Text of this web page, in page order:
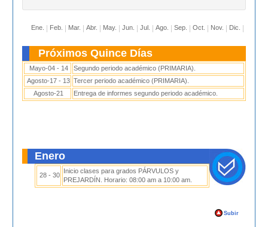
Ene. Feb. Mar. Abr. May. Jun. Jul. Ago. Sep. Oct. Nov. Dic
Próximos Quince Días
Mayo-04 - 14
Segundo periodo académico (PRIMARIA).
Agosto-17 - 13 Tercer periodo académico (PRIMARIA).
Agosto-21
Entrega de informes segundo periodo académico.
Enero
28 - 30
Inicio clases para grados PÁRVULOS y
PREJARDÍN. Horario: 08:00 am a 10:00 am.
Subir